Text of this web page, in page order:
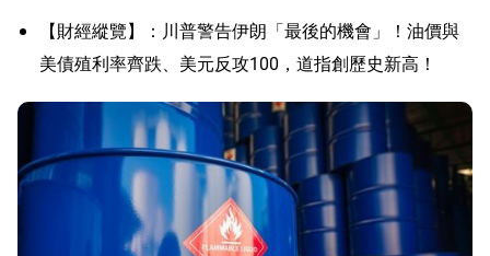
【財經縱覽】：川普警告伊朗「最後的機會」！油價與
美債殖利率齊跌、美元反攻100，道指創歷史新高！